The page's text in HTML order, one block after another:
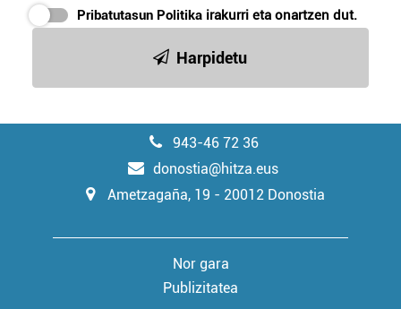
Pribatutasun Politika irakurri eta onartzen dut.
Harpidetu
943-46 72 36
donostia@hitza.eus
Ametzagaña, 19 - 20012 Donostia
Nor gara
Publizitatea